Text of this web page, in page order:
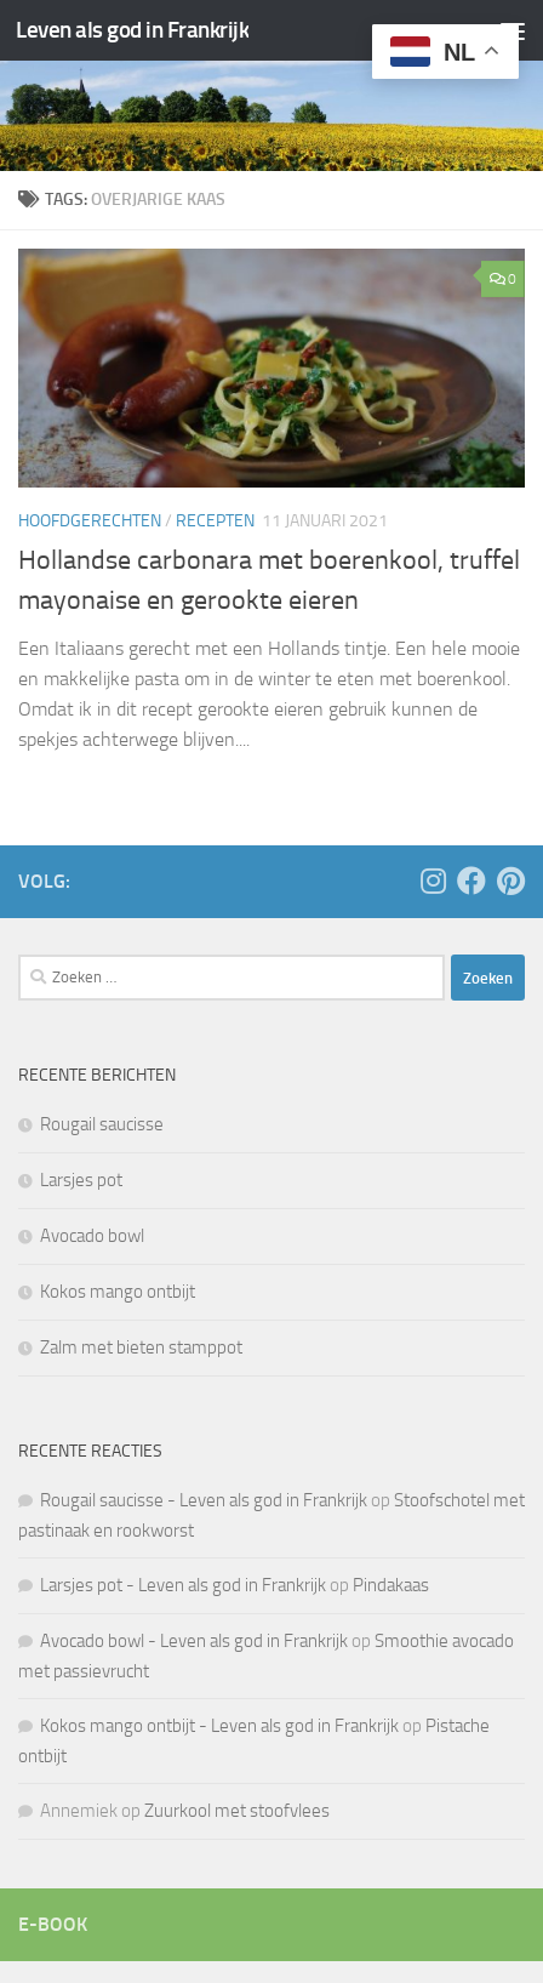
Doorgaan naar inhoud
Leven als god in Frankrijk
TAGS:OVERJARIGE KAAS
0
HOOFDGERECHTEN/ RECEPTEN 11 JANUARI 2021
Hollandse carbonara met boerenkool, truffel
mayonaise en gerookte eieren
Een Italiaans gerecht met een Hollands tintje. Een hele mooie
en makkelijke pasta om in de winter te eten met boerenkool.
Omdat ik in dit recept gerookte eieren gebruik kunnen de
spekjes achterwege blijven....
VOLG:
Zoeken
naar:
RECENTE BERICHTEN
Rougail saucisse
Larsjes pot
Avocado bowl
Kokos mango ontbijt
Zalm met bieten stamppot
RECENTE REACTIES
Rougail saucisse - Leven als god in Frankrijk op Stoofschotel met
pastinaak en rookworst
Larsjes pot - Leven als god in Frankrijk op Pindakaas
Avocado bowl - Leven als god in Frankrijk op Smoothie avocado
met passievrucht
Kokos mango ontbijt - Leven als god in Frankrijk op Pistache
ontbijt
Annemiek op Zuurkool met stoofvlees
E-BOOK
NL